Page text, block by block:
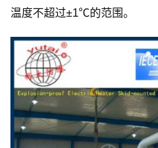
温度不超过±1℃的范围。